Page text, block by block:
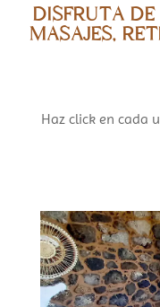
DISFRUTA
MASAJES,
Haz click en cada